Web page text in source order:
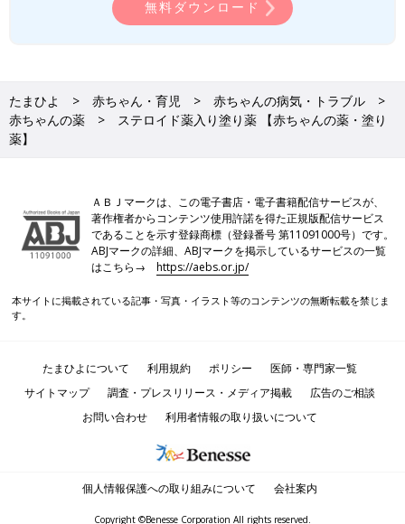
無料ダウンロード
たまひよ 赤ちゃん・育児
赤ちゃんの病気・トラブル
赤ちゃんの薬
ステロイド薬入り塗り薬 【赤ちゃんの薬・塗り
薬】
ＡＢＪマークは、この電子書店・電子書籍配信サービスが、
著作権者からコンテンツ使用許諾を得た正規版配信サービス
であることを示す登録商標（登録番号 第11091000号）です。
ABJマークの詳細、ABJマークを掲示しているサービスの一覧
はこちら→https://aebs.or.jp/
本サイトに掲載されている記事・写真・イラスト等のコンテンツの無断転載を禁じま
す。
たまひよについて 利用規約 ポリシー
医師・専門家一覧
サイトマップ
調査・プレスリリース・メディア掲載
広告のご相談
お問い合わせ
利用者情報の取り扱いについて
個人情報保護への取り組みについて 会社案内
Copyright ©Benesse Corporation All rights reserved.